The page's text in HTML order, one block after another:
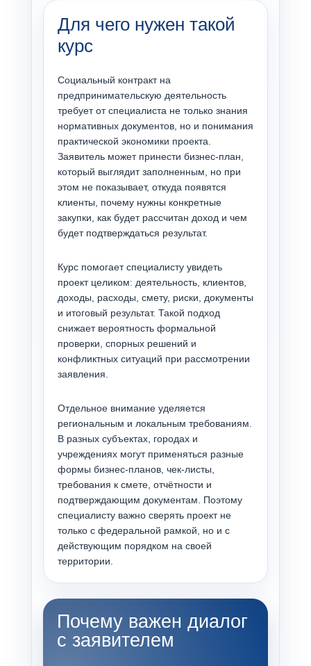
Для чего нужен такой
курс
Социальный контракт на
предпринимательскую деятельность
требует от специалиста не только знания
нормативных документов, но и понимания
практической экономики проекта.
Заявитель может принести бизнес-план,
который выглядит заполненным, но при
этом не показывает, откуда появятся
клиенты, почему нужны конкретные
закупки, как будет рассчитан доход и чем
будет подтверждаться результат.
Курс помогает специалисту увидеть
проект целиком: деятельность, клиентов,
доходы, расходы, смету, риски, документы
и итоговый результат. Такой подход
снижает вероятность формальной
проверки, спорных решений и
конфликтных ситуаций при рассмотрении
заявления.
Отдельное внимание уделяется
региональным и локальным требованиям.
В разных субъектах, городах и
учреждениях могут применяться разные
формы бизнес-планов, чек-листы,
требования к смете, отчётности и
подтверждающим документам. Поэтому
специалисту важно сверять проект не
только с федеральной рамкой, но и с
действующим порядком на своей
территории.
Почему важен диалог
с заявителем